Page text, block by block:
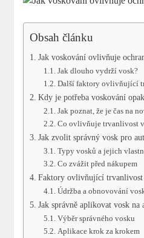
Obsah článku
Jak voskování ovlivňuje
Jak dlouho vydrží vosk?
Další faktory ovlivňující
Kdy je ⁢potřeba voskování
Jak poznat, že je čas na
Co ovlivňuje trvanlivost
Jak zvolit správný vosk pro
Typy vosků a jejich
Co zvážit před nákupem
Faktory ovlivňující trvanlivost
Údržba a obnovování
Jak správně aplikovat vosk na
Výběr správného vosku
Aplikace krok za krokem